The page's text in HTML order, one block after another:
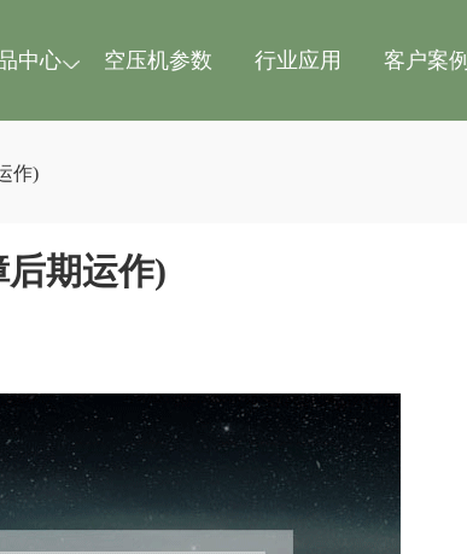
中心 空压机参数 行业应用 客户案例
作)
期运作)